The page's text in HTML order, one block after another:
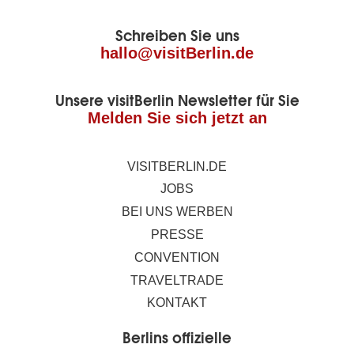
Seite
Schreiben Sie uns
hallo@visitBerlin.de
Unsere visitBerlin Newsletter für Sie
Melden Sie sich jetzt an
VISITBERLIN.DE
JOBS
BEI UNS WERBEN
PRESSE
CONVENTION
TRAVELTRADE
KONTAKT
Berlins offizielle